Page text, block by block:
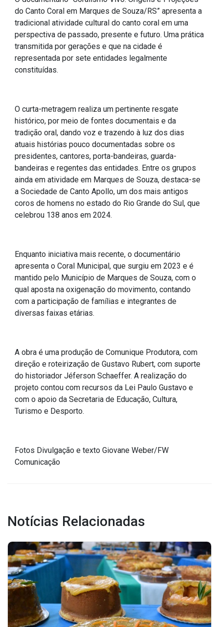
IPTU 2026
Nota Fiscal Eletrônica
Ouvidoria
Portal do Cidadão
Portal do Servidor
Publicações
Diário Oficial (Novo)
Diário Oficial (Até 30/04)
Recursos Humanos
Processo Seletivo
Seletivo Simplificado
Licitações
Dispensas e Inexigibilidades
Chamamentos Públicos
Leis, Decretos e Portarias
Transparência
Portal da Transparência
Radar da Transparência
Cespro
Outros
Página Inicial
do Canto Coral em Marques de Souza/RS” apresenta a
tradicional atividade cultural do canto coral em uma
perspectiva de passado, presente e futuro. Uma prática
transmitida por gerações e que na cidade é
representada por sete entidades legalmente
constituídas.
O curta-metragem realiza um pertinente resgate
histórico, por meio de fontes documentais e da
tradição oral, dando voz e trazendo à luz dos dias
atuais histórias pouco documentadas sobre os
presidentes, cantores, porta-bandeiras, guarda-
bandeiras e regentes das entidades. Entre os grupos
ainda em atividade em Marques de Souza, destaca-se
a Sociedade de Canto Apollo, um dos mais antigos
coros de homens no estado do Rio Grande do Sul, que
celebrou 138 anos em 2024.
Enquanto iniciativa mais recente, o documentário
apresenta o Coral Municipal, que surgiu em 2023 e é
mantido pelo Município de Marques de Souza, com o
qual aposta na oxigenação do movimento, contando
com a participação de famílias e integrantes de
diversas faixas etárias.
A obra é uma produção de Comunique Produtora, com
direção e roteirização de Gustavo Rubert, com suporte
do historiador Jéferson Schaeffer. A realização do
projeto contou com recursos da Lei Paulo Gustavo e
com o apoio da Secretaria de Educação, Cultura,
Turismo e Desporto.
Fotos Divulgação e texto Giovane Weber/FW
Comunicação
Notícias Relacionadas